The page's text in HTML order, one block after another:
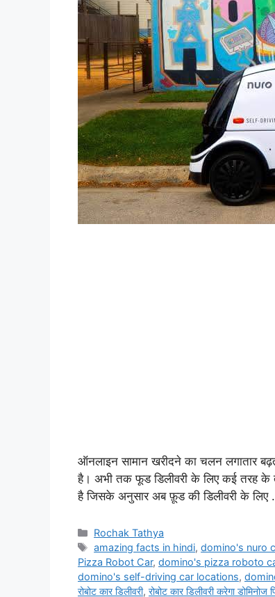
ऑनलाइन सामान खरीदने का चलन लगातार
है। अभी तक फूड डिलीवरी के लिए कई तरह के
है जिसके अनुसार अब फ़ूड की डिलीवरी के लिए
Rochak Tathya
amazing facts in hindi,domino's nuro
Pizza Robot Car, domino's pizza roboto
domino's self-driving car locations,
रोबोट कार डिलीवरी, रोबोट कार डिलीवरी करेगा डोमिनोज